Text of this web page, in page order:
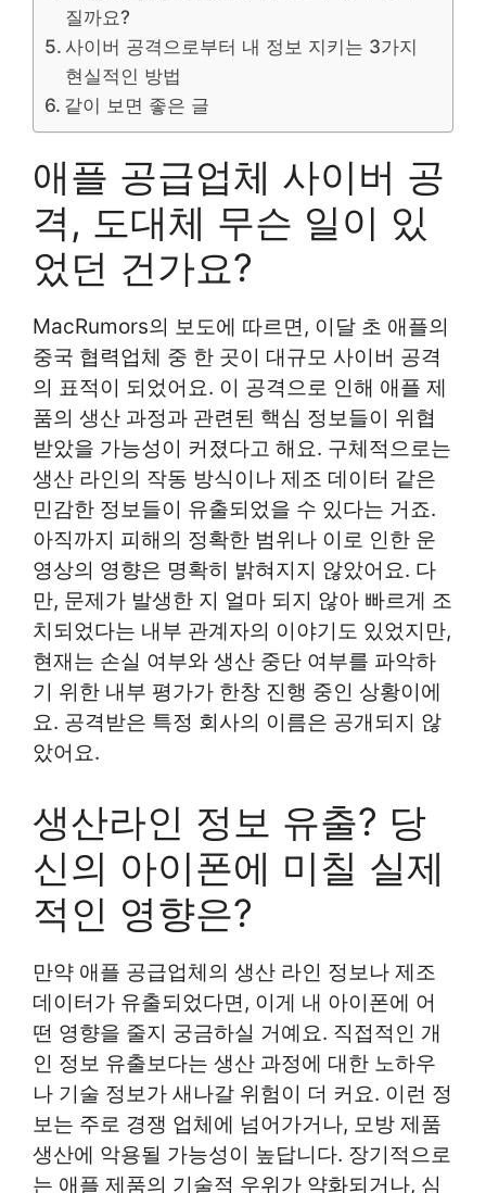
질까요?
사이버 공격으로부터 내 정보 지키는 3가지
현실적인 방법
같이 보면 좋은 글
애플 공급업체 사이버 공
격, 도대체 무슨 일이 있
었던 건가요?
MacRumors의 보도에 따르면, 이달 초 애플의
중국 협력업체 중 한 곳이 대규모 사이버 공격
의 표적이 되었어요. 이 공격으로 인해 애플 제
품의 생산 과정과 관련된 핵심 정보들이 위협
받았을 가능성이 커졌다고 해요. 구체적으로는
생산 라인의 작동 방식이나 제조 데이터 같은
민감한 정보들이 유출되었을 수 있다는 거죠.
아직까지 피해의 정확한 범위나 이로 인한 운
영상의 영향은 명확히 밝혀지지 않았어요. 다
만, 문제가 발생한 지 얼마 되지 않아 빠르게 조
치되었다는 내부 관계자의 이야기도 있었지만,
현재는 손실 여부와 생산 중단 여부를 파악하
기 위한 내부 평가가 한창 진행 중인 상황이에
요. 공격받은 특정 회사의 이름은 공개되지 않
았어요.
생산라인 정보 유출? 당
신의 아이폰에 미칠 실제
적인 영향은?
만약 애플 공급업체의 생산 라인 정보나 제조
데이터가 유출되었다면, 이게 내 아이폰에 어
떤 영향을 줄지 궁금하실 거예요. 직접적인 개
인 정보 유출보다는 생산 과정에 대한 노하우
나 기술 정보가 새나갈 위험이 더 커요. 이런 정
보는 주로 경쟁 업체에 넘어가거나, 모방 제품
생산에 악용될 가능성이 높답니다. 장기적으로
는 애플 제품의 기술적 우위가 약화되거나, 심